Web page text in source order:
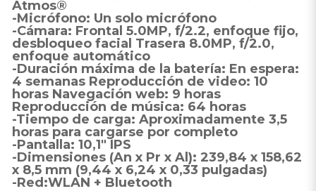
Atmos®
-Micrófono: Un solo micrófono
-Cámara: Frontal 5.0MP, f/2.2, enfoque fijo,
desbloqueo facial Trasera 8.0MP, f/2.0,
enfoque automático
-Duración máxima de la batería: En espera:
4 semanas Reproducción de video: 10
horas Navegación web: 9 horas
Reproducción de música: 64 horas
-Tiempo de carga: Aproximadamente 3,5
horas para cargarse por completo
-Pantalla: 10,1" IPS
-Dimensiones (An x Pr x Al): 239,84 x 158,62
x 8,5 mm (9,44 x 6,24 x 0,33 pulgadas)
-Red:WLAN + Bluetooth